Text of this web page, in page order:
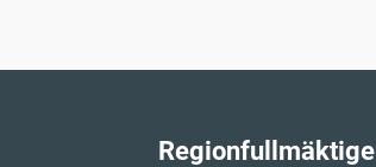
Regionfullmäktige